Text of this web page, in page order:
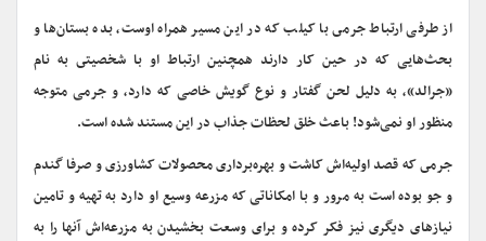
از طرفی ارتباط جرمى با کیلب که در این مسیر همراه اوست، بده بستان‌ها و
بحث‌هایی که در حین کار دارند همچنین ارتباط او با شخصیتى به نام
«جرالد»، به دلیل لحن گفتار و نوع گویش خاصی که دارد، و جرمی متوجه
منظور او نمی‌شود! باعث خلق لحظات جذاب در این مستند شده است.
جرمى که قصد اولیه‌اش کاشت و بهره‌برداری محصولات کشاورزی و صرفا گندم
و جو بوده است به مرور و با امکاناتی که مزرعه وسیع او دارد به تهیه و تامین
نیازهای دیگری نیز فکر کرده و برای وسعت بخشیدن به مزرعه‌اش آنها را به